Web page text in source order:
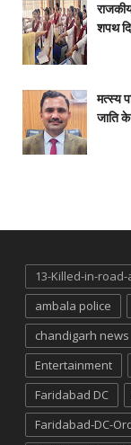
शपथ
मत्स्य
जाति के
13-Killed-in-
ambala police
chandigarh news
Entertainment
Faridabad DC
Faridabad-DC-